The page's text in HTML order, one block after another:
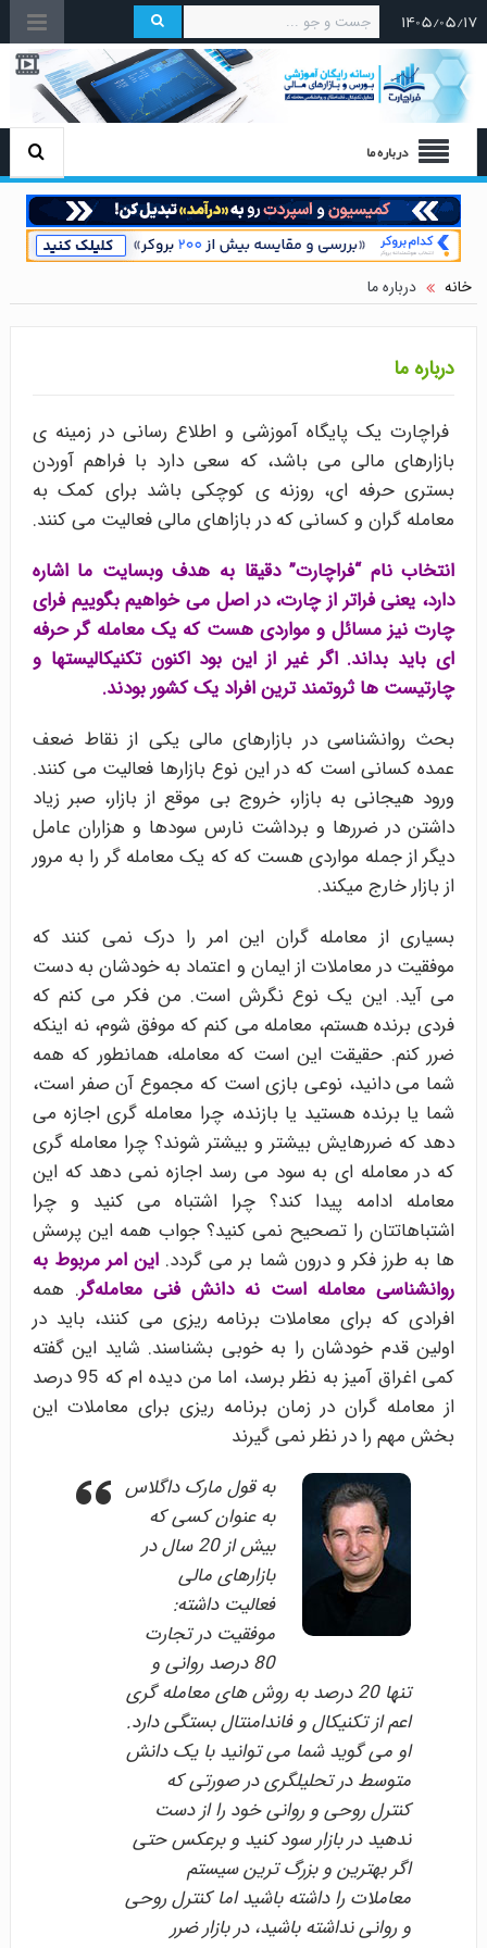
۱۴۰۵/۰۵/۱۷
درباره ما
خانه درباره ما
درباره ما
فراچارت یک پایگاه آموزشی و اطلاع رسانی در زمینه ی
بازارهای مالی می باشد، که سعی دارد با فراهم آوردن
بستری حرفه ای، روزنه ی کوچکی باشد برای کمک به
معامله گران و کسانی که در بازاهای مالی فعالیت می کنند.
انتخاب نام “فراچارت” دقیقا به هدف وبسایت ما اشاره
دارد، یعنی فراتر از چارت، در اصل می خواهیم بگوییم فرای
چارت نیز مسائل و مواردی هست که یک معامله گر حرفه
ای باید بداند. اگر غیر از این بود اکنون تکنیکالیستها و
چارتیست ها ثروتمند ترین افراد یک کشور بودند.
بحث روانشناسی در بازارهای مالی یکی از نقاط ضعف
عمده کسانی است که در این نوع بازارها فعالیت می کنند.
ورود هیجانی به بازار، خروج بی موقع از بازار، صبر زیاد
داشتن در ضررها و برداشت نارس سودها و هزاران عامل
دیگر از جمله مواردی هست که که یک معامله گر را به مرور
از بازار خارج میکند.
بسیاری از معامله گران این امر را درک نمی کنند که
موفقیت در معاملات از ایمان و اعتماد به خودشان به دست
می آید. این یک نوع نگرش است. من فکر می کنم که
فردی برنده هستم، معامله می کنم که موفق شوم، نه اینکه
ضرر کنم. حقیقت این است که معامله، همانطور که همه
شما می دانید، نوعی بازی است که مجموع آن صفر است،
شما یا برنده هستید یا بازنده، چرا معامله گری اجازه می
دهد که ضررهایش بیشتر و بیشتر شوند؟ چرا معامله گری
که در معامله ای به سود می رسد اجازه نمی دهد که این
معامله ادامه پیدا کند؟ چرا اشتباه می کنید و چرا
اشتباهاتتان را تصحیح نمی کنید؟ جواب همه این پرسش
ها به طرز فکر و درون شما بر می گردد. این امر مربوط به
روانشناسی معامله است نه دانش فنی معامله‌گر. همه
افرادی که برای معاملات برنامه ریزی می کنند، باید در
اولین قدم خودشان را به خوبی بشناسند. شاید این گفته
کمی اغراق آمیز به نظر برسد، اما من دیده ام که 95 درصد
از معامله گران در زمان برنامه ریزی برای معاملات این
بخش مهم را در نظر نمی گیرند
به قول مارک داگلاس
به عنوان کسی که
بیش از 20 سال در
بازارهای مالی
فعالیت داشته:
موفقیت در تجارت
80 درصد روانی و
تنها 20 درصد به روش های معامله گری
اعم از تکنیکال و فاندامنتال بستگی دارد.
او می گوید شما می توانید با یک دانش
متوسط در تحلیلگری در صورتی که
کنترل روحی و روانی خود را از دست
ندهید در بازار سود کنید و برعکس حتی
اگر بهترین و بزرگ ترین سیستم
معاملات را داشته باشید اما کنترل روحی
و روانی نداشته باشید، در بازار ضرر